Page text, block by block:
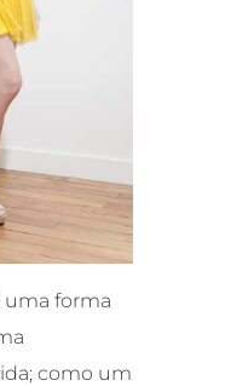
uma forma
como um